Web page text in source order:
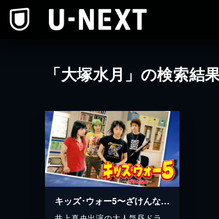
「大塚水月」の検索結
キッズ･ウォー5〜ざけんなよ〜